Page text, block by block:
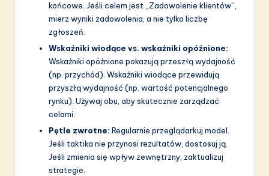
końcowe. Jeśli celem jest „Zadowolenie klientów”,
mierz wyniki zadowolenia, a nie tylko liczbę
zgłoszeń.
Wskaźniki wiodące vs. wskaźniki opóźnione:
Wskaźniki opóźnione pokazują przeszłą wydajność
(np. przychód). Wskaźniki wiodące przewidują
przyszłą wydajność (np. wartość potencjalnego
rynku). Używaj obu, aby skutecznie zarządzać
celami.
Pętle zwrotne: Regularnie przeglądarkuj model.
Jeśli taktika nie przynosi rezultatów, dostosuj ją.
Jeśli zmienia się wpływ zewnętrzny, zaktualizuj
strategie.